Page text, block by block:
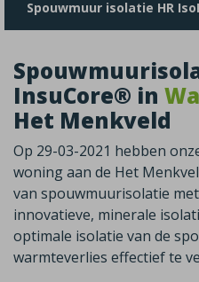
Spouwmuur isolatie HR
InsuCore® in
Het Menkveld
Op 29-03-2021 hebben
woning aan de Het
van spouwmuurisolatie
innovatieve, minerale
optimale isolatie van de
warmteverlies effectief te